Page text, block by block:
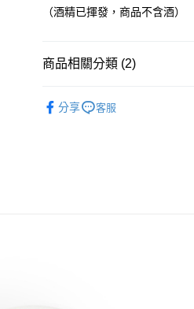
聯邦商業銀行
台新國際商業銀行
台灣樂天信用卡公司
冷藏宅配
（酒精已揮發，商品不含酒）
商品相關分類 (2)
分享 客服